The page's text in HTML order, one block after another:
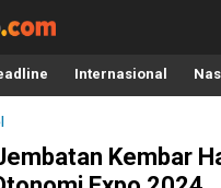
Terkini Hari Ini,
Terpercaya
Internasional
Kembar